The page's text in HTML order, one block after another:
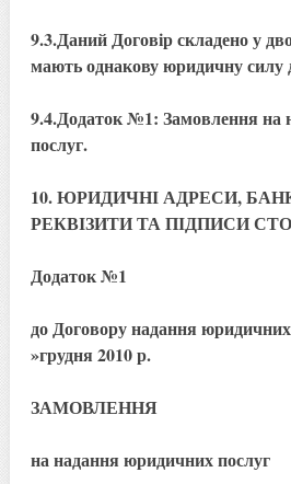
9.3.Даний Договір складено у
мають однакову юридичну силу
9.4.Додаток №1: Замовлення на
послуг.
10. ЮРИДИЧНІ АДРЕСИ,
РЕКВІЗИТИ ТА ПІДПИСИ
Додаток №1
до Договору надання
»грудня 2010 р.
ЗАМОВЛЕННЯ
на надання юридичних послуг